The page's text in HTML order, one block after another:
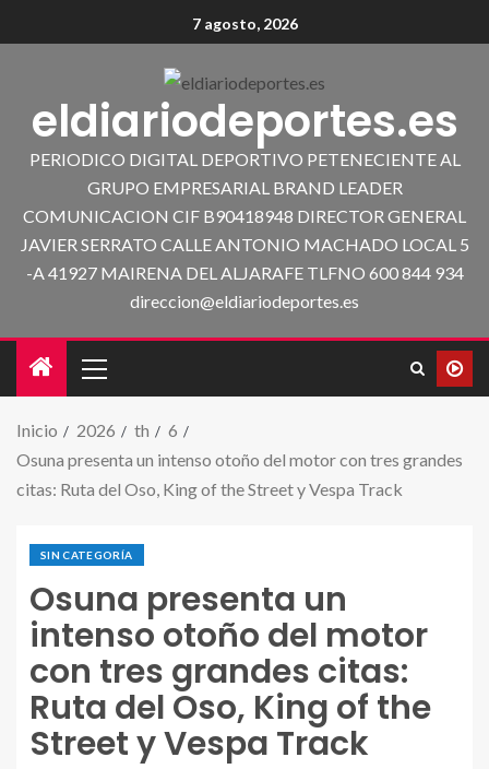
7 agosto, 2026
eldiariodeportes.es
PERIODICO DIGITAL DEPORTIVO PETENECIENTE AL
GRUPO EMPRESARIAL BRAND LEADER
COMUNICACION CIF B90418948 DIRECTOR GENERAL
JAVIER SERRATO CALLE ANTONIO MACHADO LOCAL 5
-A 41927 MAIRENA DEL ALJARAFE TLFNO 600 844 934
direccion@eldiariodeportes.es
Inicio 2026 th
6
Osuna presenta un intenso otoño del motor con tres grandes
citas: Ruta del Oso, King of the Street y Vespa Track
SIN CATEGORÍA
Osuna presenta un
intenso otoño del motor
con tres grandes citas:
Ruta del Oso, King of the
Street y Vespa Track